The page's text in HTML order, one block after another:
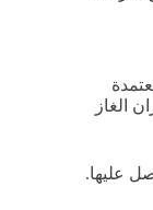
الغاز
عليها.